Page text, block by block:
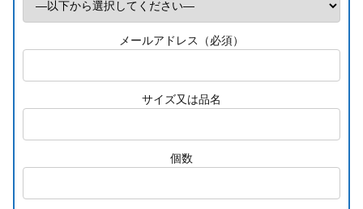
メールアドレス（必須）
サイズ又は品名
個数